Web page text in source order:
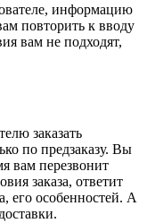
информацию
повторить к вводу
вам не подходят,
заказать
по предзаказу. Вы
вам перезвонит
заказа, ответит
его особенностей. А